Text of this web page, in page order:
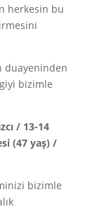
herkesin bu
duayeninden
bizimle
/ 13-14
(47 yaş) /
bizimle